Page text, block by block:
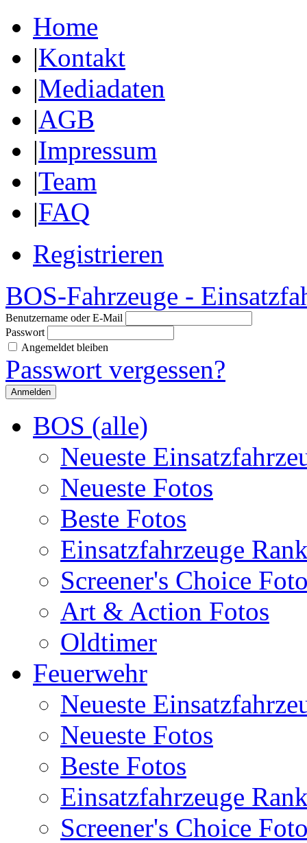
Home
|Kontakt
|Mediadaten
|AGB
|Impressum
|Team
|FAQ
Registrieren
BOS-Fahrzeuge -
Benutzername oder E-Mail
Passwort
Angemeldet bleiben
Passwort vergessen?
BOS (alle)
Neueste
Neueste Fotos
Beste Fotos
Einsatzfahrzeuge
Screener's Choice
Art & Action Fotos
Oldtimer
Feuerwehr
Neueste
Neueste Fotos
Beste Fotos
Einsatzfahrzeuge
Screener's Choice